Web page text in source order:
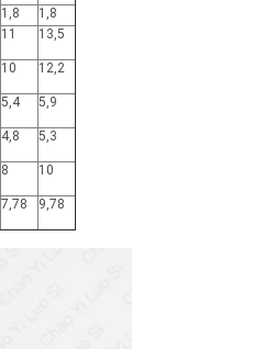
1,8
1,8
11 13,5
10 12,2
5,4 5,9
4,8 5,3
8 10
7,78 9,78